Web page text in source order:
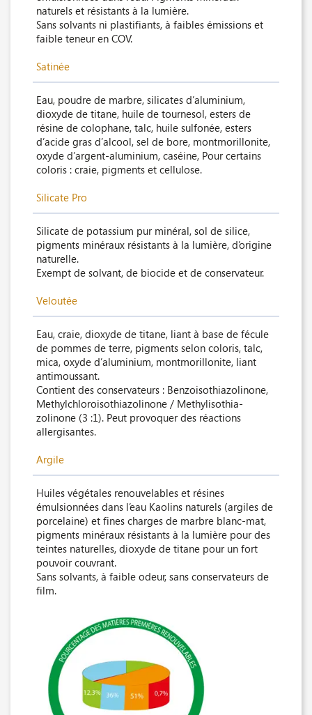
naturels et résistants à la lumière.
Sans solvants ni plastifiants, à faibles émissions et
faible teneur en COV.
Satinée
Eau, poudre de marbre, silicates d’aluminium,
dioxyde de titane, huile de tournesol, esters de
résine de colophane, talc, huile sulfonée, esters
d’acide gras d’alcool, sel de bore, montmorillonite,
oxyde d’argent-aluminium, caséine, Pour certains
coloris : craie, pigments et cellulose.
Silicate Pro
Silicate de potassium pur minéral, sol de silice,
pigments minéraux résistants à la lumière, d’origine
naturelle.
Exempt de solvant, de biocide et de conservateur.
Veloutée
Eau, craie, dioxyde de titane, liant à base de fécule
de pommes de terre, pigments selon coloris, talc,
mica, oxyde d’aluminium, montmorillonite, liant
antimoussant.
Contient des conservateurs : Benzoisothiazolinone,
Methylchloroisothiazolinone / Methylisothia-
zolinone (3 :1). Peut provoquer des réactions
allergisantes.
Argile
Huiles végétales renouvelables et résines
émulsionnées dans l’eau Kaolins naturels (argiles de
porcelaine) et fines charges de marbre blanc-mat,
pigments minéraux résistants à la lumière pour des
teintes naturelles, dioxyde de titane pour un fort
pouvoir couvrant.
Sans solvants, à faible odeur, sans conservateurs de
film.